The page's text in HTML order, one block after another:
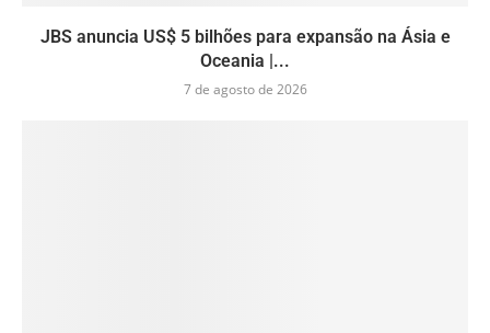
JBS anuncia US$ 5 bilhões para expansão na Ásia e
Oceania |...
7 de agosto de 2026